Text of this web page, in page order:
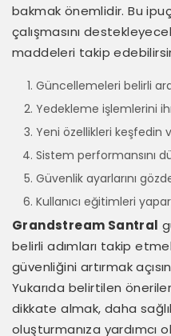
bakmak önemlidir. Bu
çalışmasını
maddeleri takip
Güncellemeleri belirli
Yedekleme işlemlerini
Yeni özellikleri keşfedin
Sistem performansını
Güvenlik ayarlarını
Kullanıcı eğitimleri
Grandstream Santral
belirli adımları takip
güvenliğini artırmak
Yukarıda belirtilen
dikkate almak, daha
oluşturmanıza yardımcı